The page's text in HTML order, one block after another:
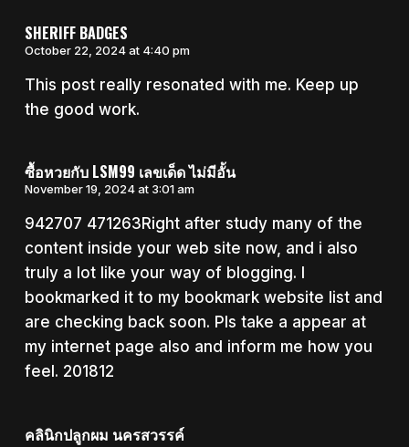
SHERIFF BADGES
October 22, 2024 at 4:40 pm
This post really resonated with me. Keep up
the good work.
ซื้อหวยกับ LSM99 เลขเด็ด ไม่มีอั้น
November 19, 2024 at 3:01 am
942707 471263Right after study many of the
content inside your web site now, and i also
truly a lot like your way of blogging. I
bookmarked it to my bookmark website list and
are checking back soon. Pls take a appear at
my internet page also and inform me how you
feel. 201812
คลินิกปลูกผม นครสวรรค์